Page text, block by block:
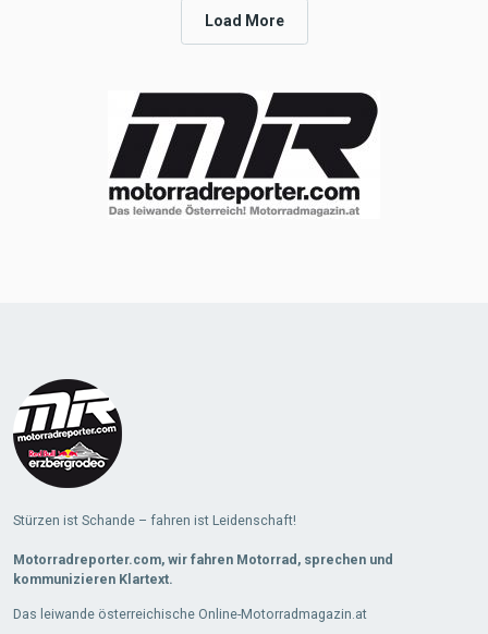
Load More
Stürzen ist Schande – fahren ist Leidenschaft!
Motorradreporter.com, wir fahren Motorrad, sprechen und
kommunizieren Klartext.
Das leiwande österreichische Online-Motorradmagazin.at